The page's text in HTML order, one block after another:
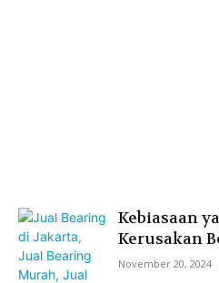
Kebiasaan
Kerusakan
November 20, 2024